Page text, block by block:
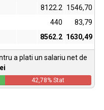
8122.2
1546,70
440
83,79
8562.2 1630,49
a plati un salariu net de
lei
42,78% Stat